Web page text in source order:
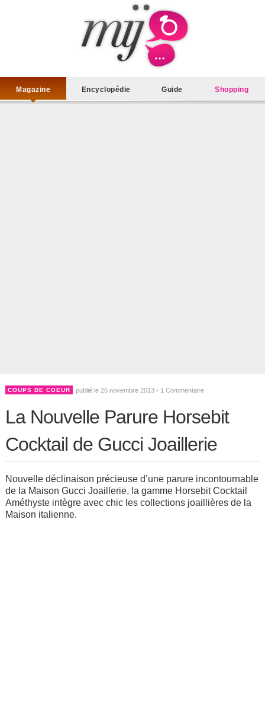
Magazine Encyclopédie Guide Shopping
COUPS DE COEUR publié le 26 novembre 2013 - 1 Commentaire
La Nouvelle Parure Horsebit
Cocktail de Gucci Joaillerie
Nouvelle déclinaison précieuse d’une parure incontournable
de la Maison Gucci Joaillerie, la gamme Horsebit Cocktail
Améthyste intègre avec chic les collections joaillières de la
Maison italienne.